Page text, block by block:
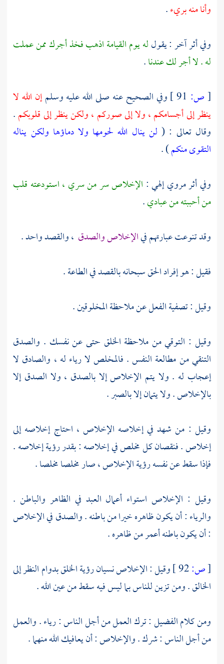
وأنا منه بريء.
وفي أثر آخر : يقولله يوم القيامة اذهب فخذ أجرك ممن عملت
له . لا أجر لك عندنا.
[ص: وفي الصحيح عنه صلى الله عليه وسلمإن الله لا
ينظر إلى أجسامكم ، ولا إلى صوركم ، ولكن ينظر إلى قلوبكم.
وقال تعالى : ( لن ينال الله لحومها ولا دماؤها ولكن يناله
التقوى منكم) .
وفي أثر مروي إلهي : الإخلاص سر من سري ، استودعته قلب
من أحببته من عبادي.
وقد تنوعت عبارتهم فيالإخلاص والصدق ، والقصد واحد .
فقيل : هو إفراد الحق سبحانه بالقصد في الطاعة .
وقيل : تصفية الفعل عن ملاحظة المخلوقين .
وقيل : التوقي من ملاحظة الخلق حتى عن نفسك . والصدق
التنقي من مطالعة النفس . فالمخلص لا رياء له ، والصادق لا
إعجاب له . ولا يتم الإخلاص إلا بالصدق ، ولا الصدق إلا
بالإخلاص . ولا يتمان إلا بالصبر .
وقيل : من شهد في إخلاصه الإخلاص ، احتاج إخلاصه إلى
إخلاص . فنقصان كل مخلص في إخلاصه : بقدر رؤية إخلاصه .
فإذا سقط عن نفسه رؤية الإخلاص ، صار مخلصا مخلصا .
وقيل : الإخلاص استواء أعمال العبد في الظاهر والباطن .
والرياء : أن يكون ظاهره خيرا من باطنه . والصدق في الإخلاص
: أن يكون باطنه أعمر من ظاهره .
[ص:
وقيل : الإخلاص نسيان رؤية الخلق بدوام النظر إلى
الخالق . ومن تزين للناس بما ليس فيه سقط من عين الله .
ومن كلامالفضيل: ترك العمل من أجل الناس : رياء . والعمل
من أجل الناس : شرك . والإخلاص : أن يعافيك الله منهما .